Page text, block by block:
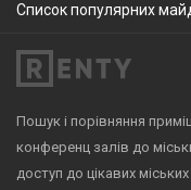
Список популярних
Пошук і порівняння
конференц залів до
доступ до цікавих